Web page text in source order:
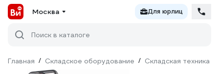
Москва Для юрлиц
Поиск в каталоге
Главная / Складское оборудование / Складская техника